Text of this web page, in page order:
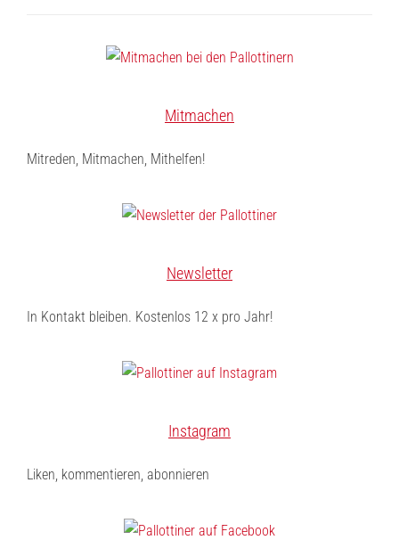
Mitmachen
Mitreden, Mitmachen, Mithelfen!
Newsletter
In Kontakt bleiben. Kostenlos 12 x pro Jahr!
Instagram
Liken, kommentieren, abonnieren